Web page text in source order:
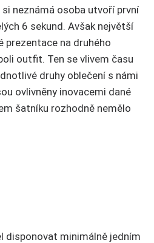
neznámá osoba utvoří první
6 sekund. Avšak největší
prezentace na druhého
outfit. Ten se vlivem času
druhy oblečení s námi
ovlivněny inovacemi dané
šatníku rozhodně nemělo
disponovat minimálně jedním